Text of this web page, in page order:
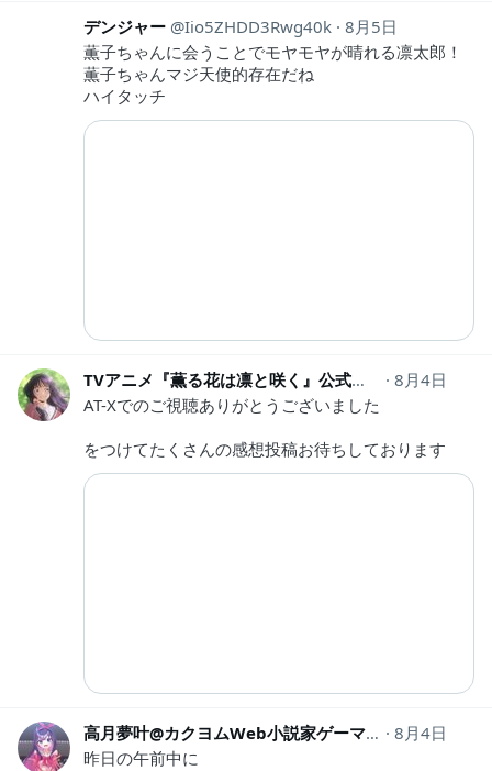
デンジャー Iio5ZHDD3Rwg40k 8月5日
薫子ちゃんに会うことでモヤモヤが晴れる凛太郎！
薫子ちゃんマジ天使的存在だね︎
ハイタッチ
TVアニメ『薫る花は凛と咲く』公式
8月4日
AT-Xでのご視聴ありがとうございました
をつけてたくさんの感想投稿お待ちしております
高月夢叶@カクヨムWeb小説家ゲーマー
8月4日
昨日の午前中に